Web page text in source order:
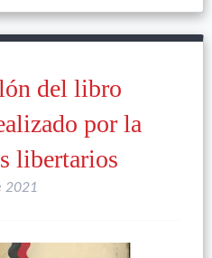
del libro
por la
libertarios
2021